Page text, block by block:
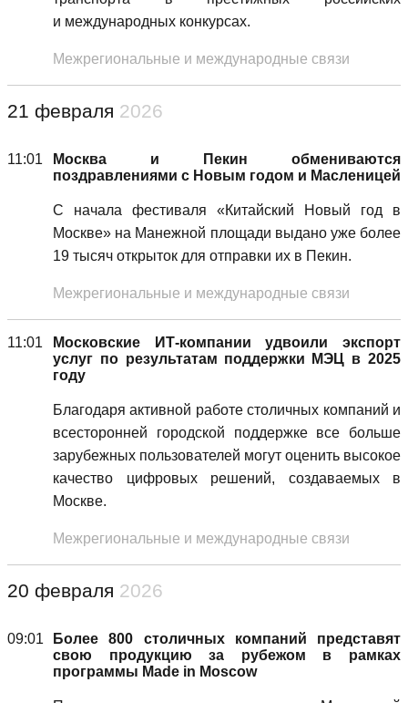
и международных конкурсах.
Межрегиональные и международные связи
21 февраля 2026
11:01
Москва и Пекин обмениваются
поздравлениями с Новым годом и Масленицей
С начала фестиваля «Китайский Новый год в
Москве» на Манежной площади выдано уже более
19 тысяч открыток для отправки их в Пекин.
Межрегиональные и международные связи
11:01
Московские ИТ-компании удвоили экспорт
услуг по результатам поддержки МЭЦ в 2025
году
Благодаря активной работе столичных компаний и
всесторонней городской поддержке все больше
зарубежных пользователей могут оценить высокое
качество цифровых решений, создаваемых в
Москве.
Межрегиональные и международные связи
20 февраля 2026
09:01
Более 800 столичных компаний представят
свою продукцию за рубежом в рамках
программы Made in Moscow